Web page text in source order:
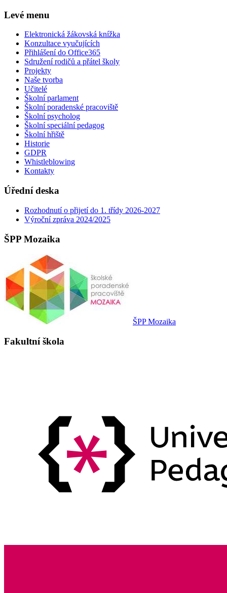
Levé menu
Elektronická žákovská knížka
Konzultace vyučujících
Přihlášení do Office365
Sdružení rodičů a přátel školy
Projekty
Naše tvorba
Učitelé
Školní parlament
Školní poradenské pracoviště
Školní psycholog
Školní speciální pedagog
Školní hřiště
Historie
GDPR
Whistleblowing
Kontakty
Úřední deska
Rozhodnutí o přijetí do 1. třídy 2026-2027
Výroční zpráva 2024/2025
ŠPP Mozaika
ŠPP Mozaika
Fakultní škola